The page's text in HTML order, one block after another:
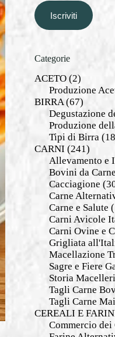
Iscriviti
Categorie
ACETO(2)
Produzione
BIRRA(67)
Degustazione
Produzione
Tipi di Birra
CARNI (241)
Allevamento e
Bovini da
Cacciagione
Carne
Carne e Salute
Carni Avicole
Carni Ovine e
Grigliata
Macellazione
Sagre e Fiere
Storia
Tagli Carne
Tagli Carne
CEREALI E
Commercio dei